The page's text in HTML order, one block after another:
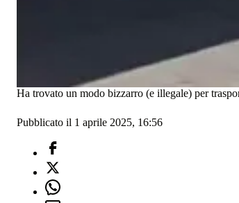
Ha trovato un modo bizzarro (e illegale) per
Pubblicato il 1 aprile 2025, 16:56